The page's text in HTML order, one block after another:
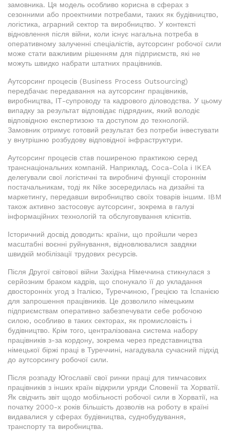
замовника. Ця модель особливо корисна в сферах з
сезонними або проектними потребами, таких як будівництво,
логістика, аграрний сектор та виробництво. У контексті
відновлення після війни, коли існує нагальна потреба в
оперативному залученні спеціалістів, аутсорсинг робочої сили
може стати важливим рішенням для підприємств, які не
можуть швидко набрати штатних працівників.
Аутсорсинг процесів (Business Process Outsourcing)
передбачає передавання на аутсорсинг працівників,
виробництва, ІТ-супроводу та кадрового діловодства. У цьому
випадку за результат відповідає підрядник, який володіє
відповідною експертизою та доступом до технологій.
Замовник отримує готовий результат без потреби інвестувати
у внутрішню розбудову відповідної інфраструктури.
Аутсорсинг процесів став поширеною практикою серед
транснаціональних компаній. Наприклад, Coca-Cola і IKEA
делегували свої логістичні та виробничі функції стороннім
постачальникам, тоді як Nike зосередилась на дизайні та
маркетингу, передавши виробництво своїх товарів іншим. IBM
також активно застосовує аутсорсинг, зокрема в галузі
інформаційних технологій та обслуговування клієнтів.
Історичний досвід доводить: країни, що пройшли через
масштабні воєнні руйнування, відновлювалися завдяки
швидкій мобілізації трудових ресурсів.
Після Другої світової війни Західна Німеччина стикнулася з
серйозним браком кадрів, що спонукало її до укладання
двосторонніх угод з Італією, Туреччиною, Грецією та Іспанією
для запрошення працівників. Це дозволило німецьким
підприємствам оперативно забезпечувати себе робочою
силою, особливо в таких секторах, як промисловість і
будівництво. Крім того, централізована система набору
працівників з-за кордону, зокрема через представництва
німецької біржі праці в Туреччині, нагадувала сучасний підхід
до аутсорсингу робочої сили.
Після розпаду Югославії свої ринки праці для тимчасових
працівників з інших країн відкрили уряди Словенії та Хорватії.
Як свідчить звіт щодо мобільності робочої сили в Хорватії, на
початку 2000-х років більшість дозволів на роботу в країні
видавалися у сферах будівництва, суднобудування,
транспорту та виробництва.